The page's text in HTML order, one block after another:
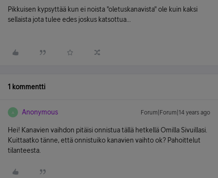
Pikkuisen kypsyttää kun ei noista "oletuskanavista" ole kuin kaksi
sellaista jota tulee edes joskus katsottua...
1 kommentti
A Anonymous Forum|Forum|14 years ago
Hei! Kanavien vaihdon pitäisi onnistua tällä hetkellä Omilla Sivuillasi.
Kuittaatko tänne, että onnistuiko kanavien vaihto ok? Pahoittelut
tilanteesta.